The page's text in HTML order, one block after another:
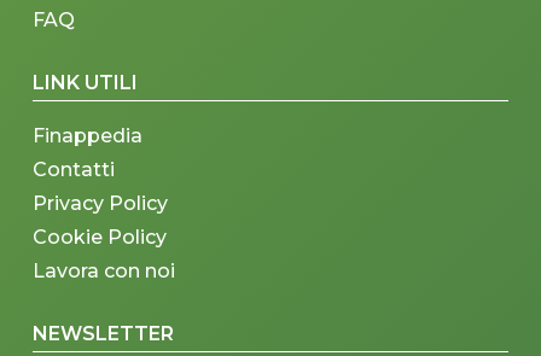
FAQ
LINK UTILI
Finappedia
Contatti
Privacy Policy
Cookie Policy
Lavora con noi
NEWSLETTER